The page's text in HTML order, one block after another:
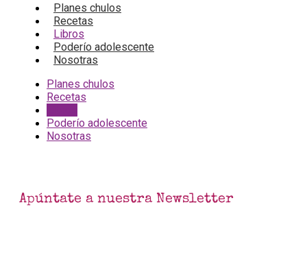
Planes chulos
Recetas
Libros
Poderío adolescente
Nosotras
Planes chulos
Recetas
Poderío adolescente
Nosotras
Apúntate a nuestra Newsletter